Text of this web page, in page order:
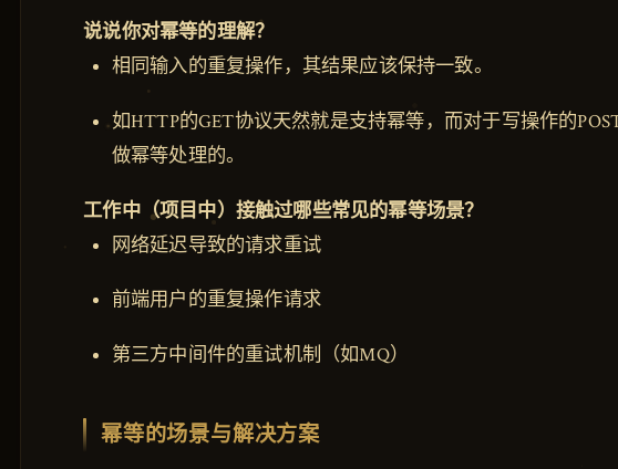
说说你对幂等的理解？
相同输入的重复操作，其结果应该保持一致。
如HTTP的GET协议天然就是支持幂等，而对于写操作的
做幂等处理的。
工作中（项目中）接触过哪些常见的幂等场景？
网络延迟导致的请求重试
前端用户的重复操作请求
第三方中间件的重试机制（如MQ）
幂等的场景与解决方案